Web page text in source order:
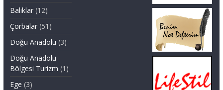
Balıklar(12)
Çorbalar(51)
Doğu Anadolu (3)
Doğu Anadolu
Bölgesi Turizm (1)
Ege (3)